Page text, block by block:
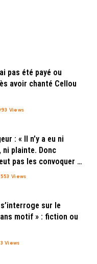
pas été payé ou
chanté Cellou
Views
: « Il n’y a eu ni
plainte. Donc
pas les convoquer »,
de l’OPROGEM
553Views
sur le
motif » : fiction ou
Views